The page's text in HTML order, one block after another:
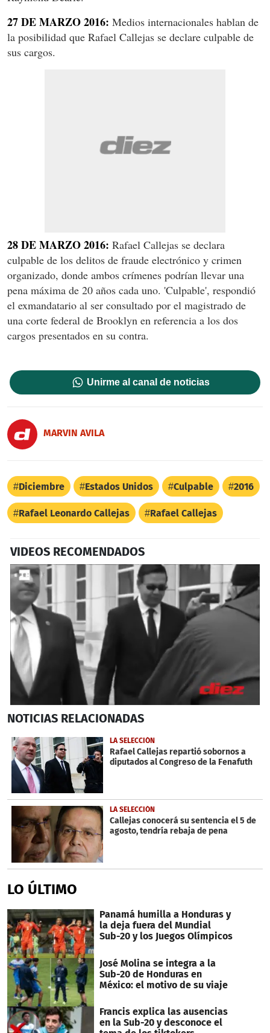
27 DE MARZO 2016: Medios internacionales hablan de
la posibilidad que Rafael Callejas se declare culpable de
sus cargos.
28 DE MARZO 2016: Rafael Callejas se declara
culpable de los delitos de fraude electrónico y crimen
organizado, donde ambos crímenes podrían llevar una
pena máxima de 20 años cada uno. 'Culpable', respondió
el exmandatario al ser consultado por el magistrado de
una corte federal de Brooklyn en referencia a los dos
cargos presentados en su contra.
Unirme al canal de noticias
MARVIN AVILA
Diciembre Estados Unidos Culpable 2016
Rafael Leonardo Callejas Rafael Callejas
VIDEOS RECOMENDADOS
seconds
57
seconds
NOTICIAS RELACIONADAS
LA SELECCIÓN
Rafael Callejas repartió sobornos a
diputados al Congreso de la Fenafuth
LA SELECCIÓN
Callejas conocerá su sentencia el 5 de
agosto, tendría rebaja de pena
LO ÚLTIMO
Panamá humilla a Honduras y
la deja fuera del Mundial
Sub-20 y los Juegos Olímpicos
José Molina se integra a la
Sub-20 de Honduras en
México: el motivo de su viaje
Francis explica las ausencias
en la Sub-20 y desconoce el